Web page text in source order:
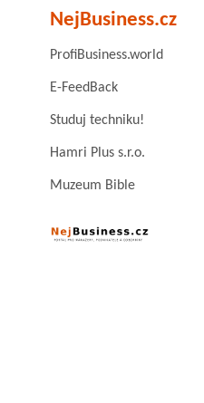
NejBusiness.cz
ProfiBusiness.world
E-FeedBack
Studuj techniku!
Hamri Plus s.r.o.
Muzeum Bible